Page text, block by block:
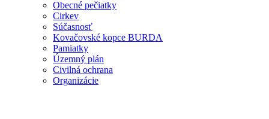
Obecné pečiatky
Cirkev
Súčasnosť
Kovačovské kopce BURDA
Pamiatky
Územný plán
Civilná ochrana
Organizácie